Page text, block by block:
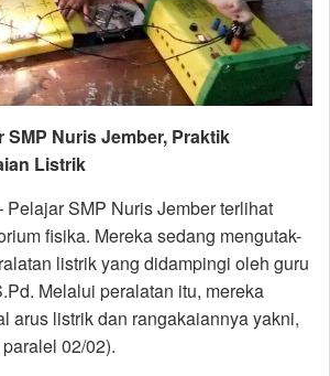
SMP Nuris Jember, Praktik
Listrik
Pelajar SMP Nuris Jember terlihat
fisika. Mereka sedang mengutak-
listrik yang didampingi oleh guru
Melalui peralatan itu, mereka
arus listrik dan rangakaiannya yakni,
02/02).